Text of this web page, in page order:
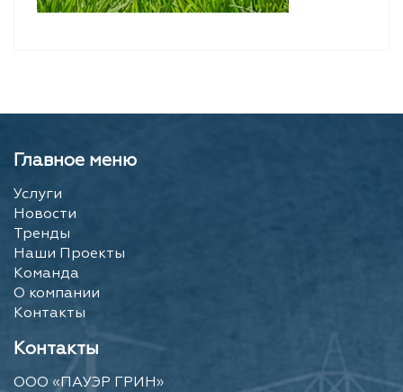
Главное меню
Услуги
Новости
Тренды
Наши Проекты
Команда
О компании
Контакты
Контакты
ООО «ПАУЭР ГРИН»